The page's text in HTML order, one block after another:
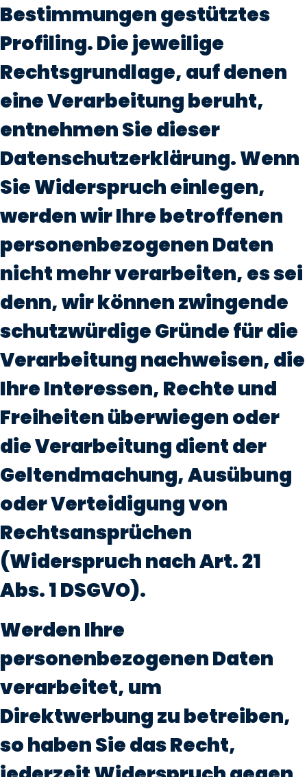
Bestimmungen gestütztes
Profiling. Die jeweilige
Rechtsgrundlage, auf denen
eine Verarbeitung beruht,
entnehmen Sie dieser
Datenschutzerklärung. Wenn
Sie Widerspruch einlegen,
werden wir Ihre betroffenen
personenbezogenen Daten
nicht mehr verarbeiten, es sei
denn, wir können zwingende
schutzwürdige Gründe für die
Verarbeitung nachweisen, die
Ihre Interessen, Rechte und
Freiheiten überwiegen oder
die Verarbeitung dient der
Geltendmachung, Ausübung
oder Verteidigung von
Rechtsansprüchen
(Widerspruch nach Art. 21
Abs. 1 DSGVO).
Werden Ihre
personenbezogenen Daten
verarbeitet, um
Direktwerbung zu betreiben,
so haben Sie das Recht,